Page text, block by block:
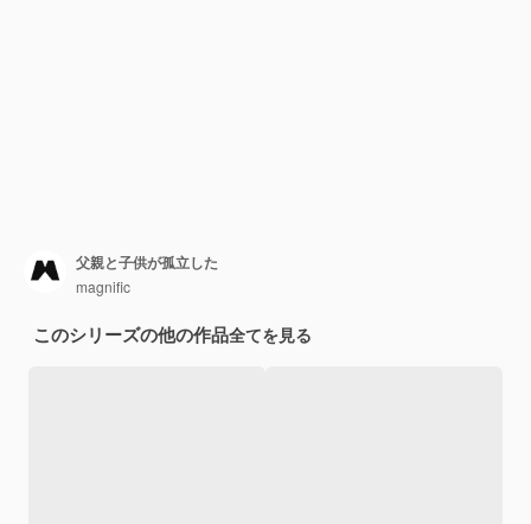
父親と子供が孤立した
magnific
このシリーズの他の作品全てを見る